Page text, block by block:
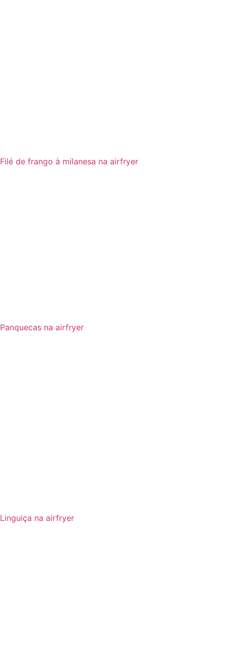
Filé de frango à milanesa na airfryer
Panquecas na airfryer
Linguiça na airfryer